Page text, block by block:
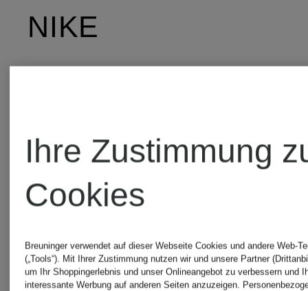
NIKE
Nike
Nike
Ihre Zustimmung
Cookies
Breuninger verwendet auf dieser Webseite Cookies und andere Web-
(„Tools“). Mit Ihrer Zustimmung nutzen wir und unsere Partner
um Ihr Shoppingerlebnis und unser Onlineangebot zu verbessern und
interessante Werbung auf anderen Seiten anzuzeigen.